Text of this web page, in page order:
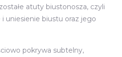
atuty biustonosza, czyli
uniesienie biustu oraz jego
pokrywa subtelny,